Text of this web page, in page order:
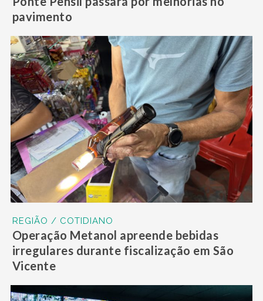
pavimento
REGIÃO / COTIDIANO
Operação Metanol apreende bebidas
irregulares durante fiscalização em São
Vicente